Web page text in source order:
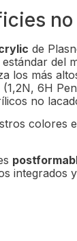
no
de
más
6H
no
colores
integrados